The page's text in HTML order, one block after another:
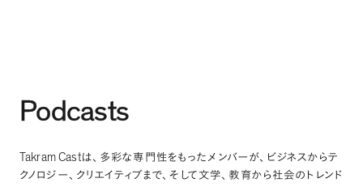
Podcasts
Takram Castは、 多彩な専門性をもったメンバーが、 ビジネスからテ
クノロジー、 クリエイティブまで、 そして文学、 教育から社会のトレンド